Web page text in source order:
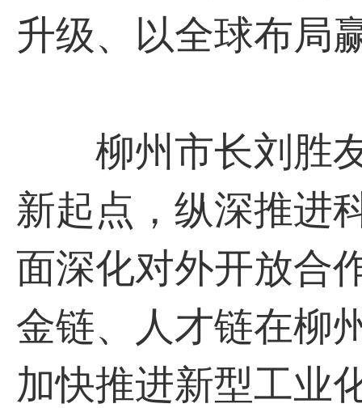
升级、以全球布局
柳州市长刘胜友
新起点，纵深推进
面深化对外开放合
金链、人才链在柳
加快推进新型工业